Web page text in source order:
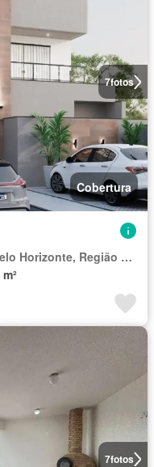
7fotos
Cobertura
Região Geográfica Imediata de Belo Horizonte, Região Metropolitana de Belo Horizonte
7fotos